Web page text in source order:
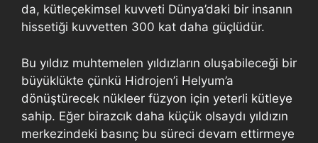
da, kütleçekimsel kuvveti Dünya’daki bir insanın
hissetiği kuvvetten 300 kat daha güçlüdür.
Bu yıldız muhtemelen yıldızların oluşabileceği bir
büyüklükte çünkü Hidrojen’i Helyum’a
dönüştürecek nükleer füzyon için yeterli kütleye
sahip. Eğer birazcık daha küçük olsaydı yıldızın
merkezindeki basınç bu süreci devam ettirmeye